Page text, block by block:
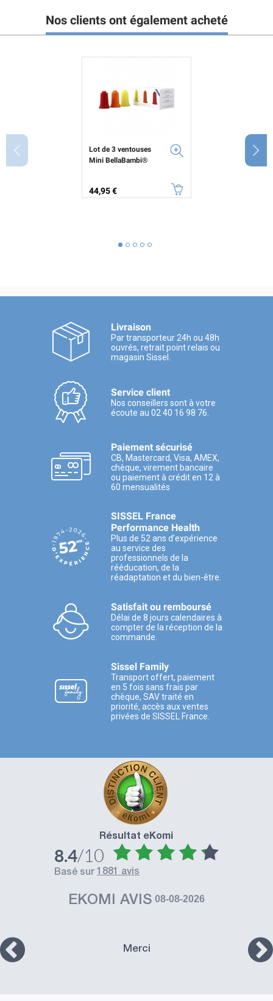
Nos clients ont également acheté
Lot de 3 ventouses
Mini BellaBambi®
Prix
44,95 €
Livraison
Par transporteur 24h ou 48h
ouvrés, retrait point relais ou
magasin Sissel.
Service client
Nos conseillers sont à votre
écoute au 02 40 16 98 76.
Paiement sécurisé
CB, Mastercard, Visa, AMEX,
chèque, virement bancaire
ou paiement à crédit en 12 à
60 mensualités
SISSEL France
Performance Health
Plus de 52 ans d’expérience
au service des
professionnels de la
rééducation, de la
réadaptation et du bien-être.
Satisfait ou remboursé
Délai de 8 jours calendaires à
compter de la réception de la
commande.
Sissel Family
Transport offert, paiement
en 5 fois sans frais par
chèque, SAV traité en
priorité, accès aux ventes
privées de SISSEL France.
Résultat eKomi
8.4/10
basé sur 1881 avis
EKOMI AVIS 08-08-2026
Merci